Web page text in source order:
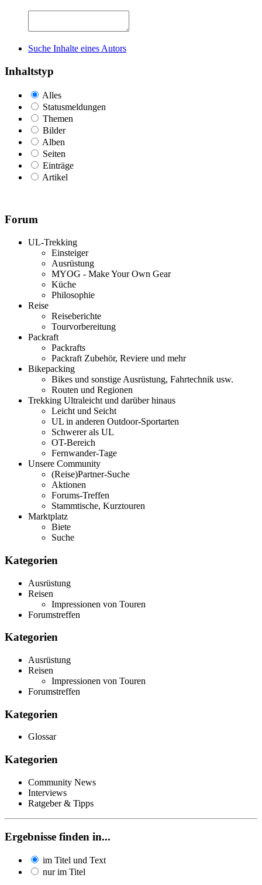
Suche Inhalte eines Autors
Inhaltstyp
Alles
Statusmeldungen
Themen
Bilder
Alben
Seiten
Einträge
Artikel
Forum
UL-Trekking
Einsteiger
Ausrüstung
MYOG - Make Your Own Gear
Küche
Philosophie
Reise
Reiseberichte
Tourvorbereitung
Packraft
Packrafts
Packraft Zubehör, Reviere und mehr
Bikepacking
Bikes und sonstige Ausrüstung, Fahrtechnik usw.
Routen und Regionen
Trekking Ultraleicht und darüber hinaus
Leicht und Seicht
UL in anderen Outdoor-Sportarten
Schwerer als UL
OT-Bereich
Fernwander-Tage
Unsere Community
(Reise)Partner-Suche
Aktionen
Forums-Treffen
Stammtische, Kurztouren
Marktplatz
Biete
Suche
Kategorien
Ausrüstung
Reisen
Impressionen von Touren
Forumstreffen
Kategorien
Ausrüstung
Reisen
Impressionen von Touren
Forumstreffen
Kategorien
Glossar
Kategorien
Community News
Interviews
Ratgeber & Tipps
Ergebnisse finden in...
im Titel und Text
nur im Titel